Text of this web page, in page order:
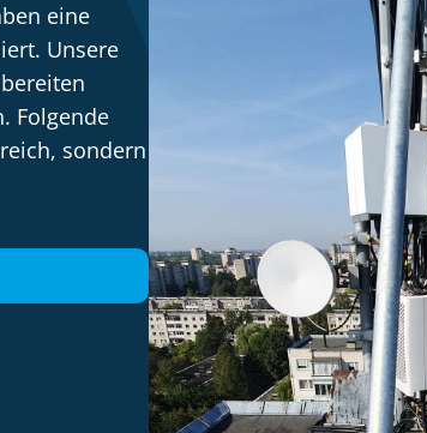
eine
Unsere
Folgende
sondern